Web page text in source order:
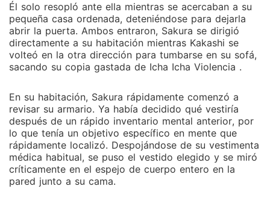
Él solo resopló ante ella mientras se acercaban a su
pequeña casa ordenada, deteniéndose para dejarla
abrir la puerta. Ambos entraron, Sakura se dirigió
directamente a su habitación mientras Kakashi se
volteó en la otra dirección para tumbarse en su sofá,
sacando su copia gastada de Icha Icha Violencia .
En su habitación, Sakura rápidamente comenzó a
revisar su armario. Ya había decidido qué vestiría
después de un rápido inventario mental anterior, por
lo que tenía un objetivo específico en mente que
rápidamente localizó. Despojándose de su vestimenta
médica habitual, se puso el vestido elegido y se miró
críticamente en el espejo de cuerpo entero en la
pared junto a su cama.